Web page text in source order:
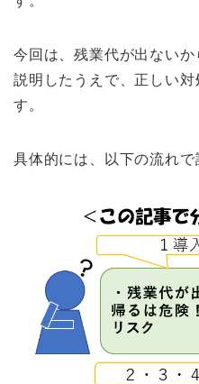
今回は、残業代が出ない
説明したうえで、正しい
す。
具体的には、以下の流れで